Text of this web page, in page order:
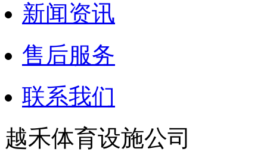
新闻资讯
售后服务
联系我们
越禾体育设施公司